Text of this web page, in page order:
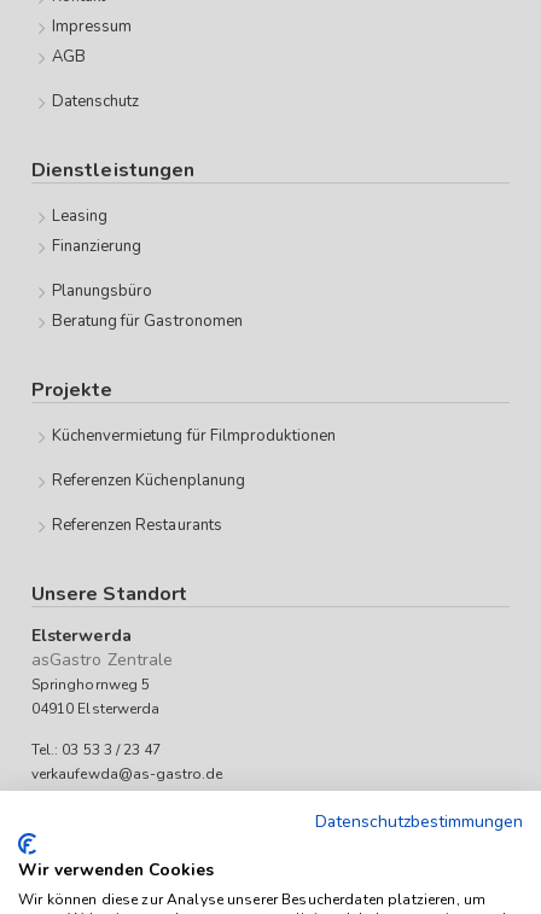
Impressum
AGB
Datenschutz
Dienstleistungen
Leasing
Finanzierung
Planungsbüro
Beratung für Gastronomen
Projekte
Küchenvermietung für Filmproduktionen
Referenzen Küchenplanung
Referenzen Restaurants
Unsere Standort
Elsterwerda
asGastro Zentrale
Springhornweg 5
04910 Elsterwerda
Tel.: 03 53 3 / 23 47
verkaufewda@as-gastro.de
Mo-Fr 09:00 bis 17:00 Uhr
Datenschutzbestimmungen
Wir verwenden Cookies
Wir können diese zur Analyse unserer Besucherdaten platzieren, um